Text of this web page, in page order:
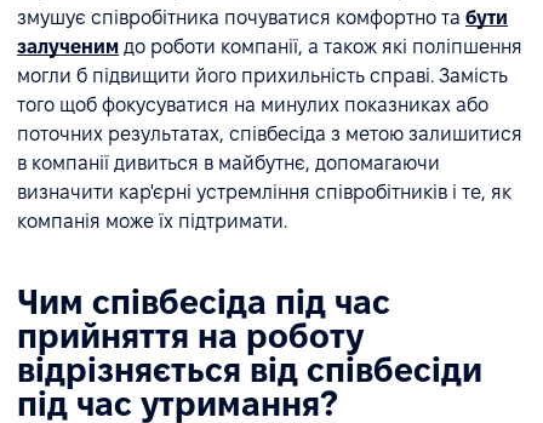
змушує співробітника почуватися комфортно та бути
залученим до роботи компанії, а також які поліпшення
могли б підвищити його прихильність справі. Замість
того щоб фокусуватися на минулих показниках або
поточних результатах, співбесіда з метою залишитися
в компанії дивиться в майбутнє, допомагаючи
визначити кар'єрні устремління співробітників і те, як
компанія може їх підтримати.
Чим співбесіда під час
прийняття на роботу
відрізняється від співбесіди
під час утримання?